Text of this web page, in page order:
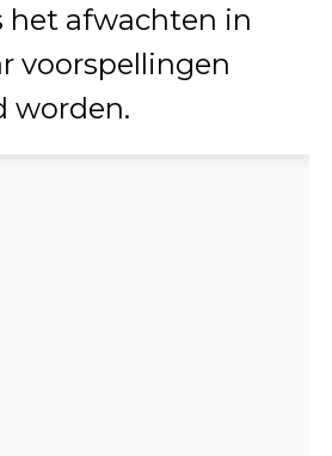
het afwachten in
voorspellingen
worden.